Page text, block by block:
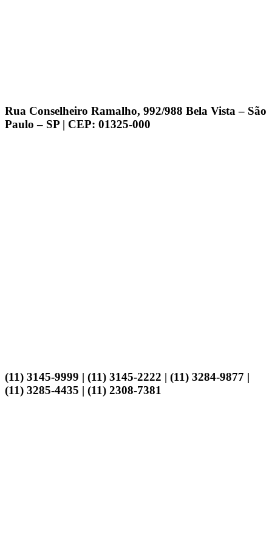
Rua Conselheiro Ramalho, 992/988 Bela Vista – São
Paulo – SP | CEP: 01325-000
(11) 3145-9999 | (11) 3145-2222 | (11) 3284-9877 |
(11) 3285-4435 | (11) 2308-7381